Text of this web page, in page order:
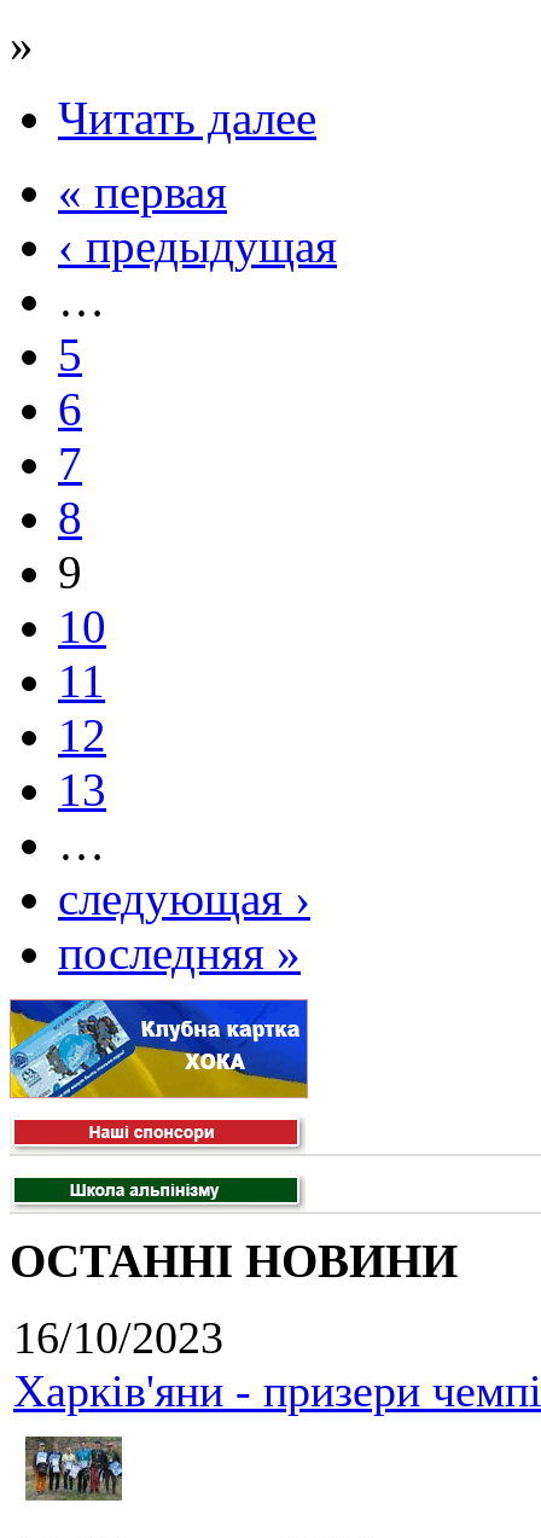
»
Читать далее
« первая
‹ предыдущая
…
5
6
7
8
9
10
11
12
13
…
следующая ›
последняя »
ОСТАННІ НОВИНИ
16/10/2023
Харків'яни - призери